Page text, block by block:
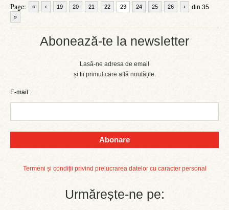
Abonează-te la newsletter
Lasă-ne adresa de email
și fii primul care află noutățile.
E-mail:
Abonare
Termeni și condiții privind prelucrarea datelor cu caracter personal
Urmărește-ne pe:
Page: « ‹ 19 20 21 22 23 24 25 26 din 35
›
»